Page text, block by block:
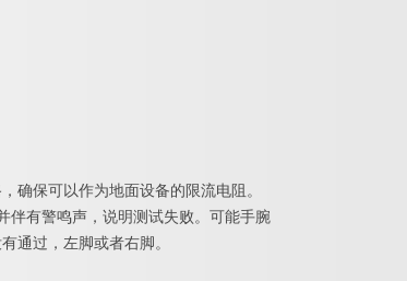
确保可以作为地面设备的限流电阻。
伴有警鸣声，说明测试失败。可能手腕
通过，左脚或者右脚。